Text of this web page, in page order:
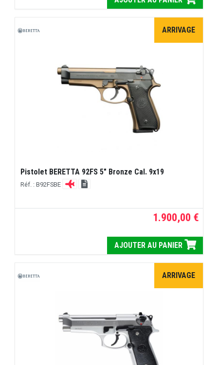
ARRIVAGE
Pistolet BERETTA 92FS 5" Bronze Cal. 9x19
Réf. : B92FSBE
1.900,00 €
AJOUTER AU PANIER
ARRIVAGE